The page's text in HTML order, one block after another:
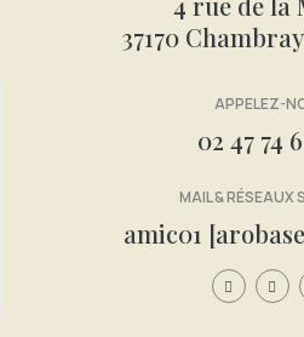
37170
APPELEZ-
02 47 74
MAIL & RÉSEAUX
amic01